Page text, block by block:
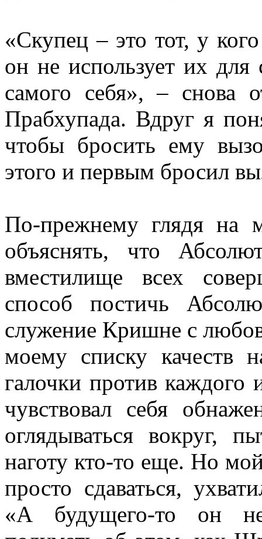
«Скупец – это тот, у
он не использует их для
самого себя», – снова
Прабхупада. Вдруг я
чтобы бросить ему
этого и первым бросил
По-прежнему глядя на
объяснять, что
вместилище всех
способ постичь
служение Кришне с
моему списку качеств
галочки против каждого
чувствовал себя
оглядываться вокруг,
наготу кто-то еще. Но
просто сдаваться,
«А будущего-то он не